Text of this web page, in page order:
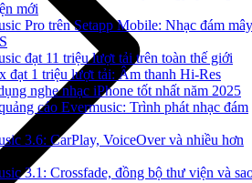
mới
Pro trên Setapp Mobile: Nhạc đám mây
đạt 11 triệu lượt tải trên toàn thế giới
đạt 1 triệu lượt tải: Âm thanh Hi-Res
nghe nhạc iPhone tốt nhất năm 2025
cáo Evermusic: Trình phát nhạc đám
3.6: CarPlay, VoiceOver và nhiều hơn
3.1: Crossfade, đồng bộ thư viện và